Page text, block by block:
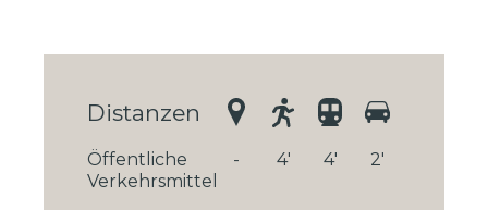
Distanzen
Öffentliche
Verkehrsmittel
- 4' 4' 2'